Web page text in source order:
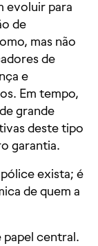
evoluir para
de
mas não
de
e
Em tempo,
grande
deste tipo
garantia.
exista; é
de quem a
papel central.